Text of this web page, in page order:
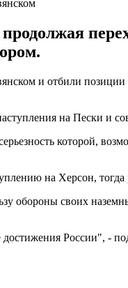
и отбили
на Пески и
которой,
на Херсон,
обороны своих
России", -